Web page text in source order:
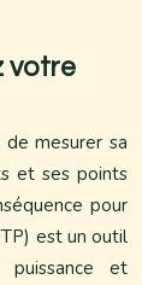
votre
mesurer sa
et ses points
pour
est un outil
et